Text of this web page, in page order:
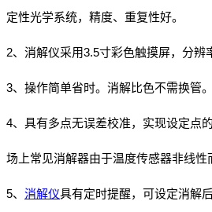
定性光学系统，精度、重复性好。
2、消解仪采用3.5寸彩色触摸屏，分辨
3、操作简单省时。消解比色不需换管。
4、具有多点无误差校准，实现设定点
场上常见消解器由于温度传感器非线性
5、 消解仪具有定时提醒，可设定消解